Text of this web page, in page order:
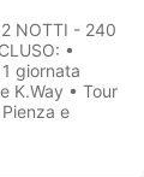
NOTTI - 240
•
giornata
K.Way • Tour
e